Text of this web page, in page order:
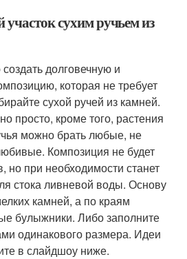
участок сухим ручьем из
долговечную и
которая не требует
сухой ручей из камней.
просто, кроме того, растения
можно брать любые, не
Композиция не будет
но при необходимости станет
стока ливневой воды. Основу
камней, а по краям
булыжники. Либо заполните
одинакового размера. Идеи
в слайдшоу ниже.